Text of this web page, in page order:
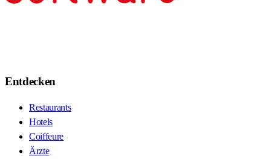
Entdecken
Restaurants
Hotels
Coiffeure
Ärzte